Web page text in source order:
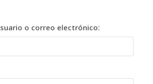
o correo electrónico: